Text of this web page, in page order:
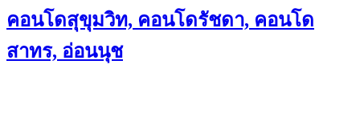
คอนโดสุขุมวิท, คอนโดรัชดา, คอนโด
สาทร, อ่อนนุช